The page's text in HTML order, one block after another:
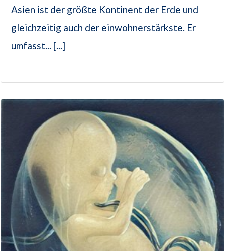
Asien ist der größte Kontinent der Erde und
gleichzeitig auch der einwohnerstärkste. Er
umfasst... [...]